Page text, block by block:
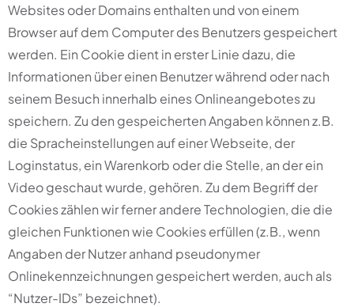
Websites oder Domains enthalten und von einem
Browser auf dem Computer des Benutzers gespeichert
werden. Ein Cookie dient in erster Linie dazu, die
Informationen über einen Benutzer während oder nach
seinem Besuch innerhalb eines Onlineangebotes zu
speichern. Zu den gespeicherten Angaben können z.B.
die Spracheinstellungen auf einer Webseite, der
Loginstatus, ein Warenkorb oder die Stelle, an der ein
Video geschaut wurde, gehören. Zu dem Begriff der
Cookies zählen wir ferner andere Technologien, die die
gleichen Funktionen wie Cookies erfüllen (z.B., wenn
Angaben der Nutzer anhand pseudonymer
Onlinekennzeichnungen gespeichert werden, auch als
“Nutzer-IDs” bezeichnet).